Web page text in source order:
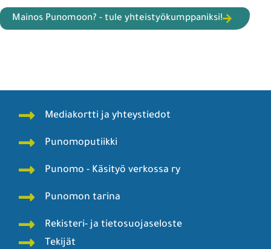
Mainos Punomoon? - tule yhteistyökumppaniksi!
Mediakortti ja yhteystiedot
Punomoputiikki
Punomo - Käsityö verkossa ry
Punomon tarina
Rekisteri- ja tietosuojaseloste
Tekijät